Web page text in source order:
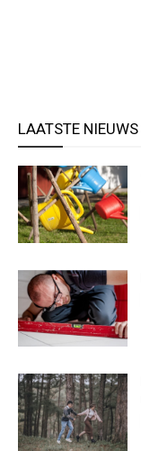
LAATSTE NIEUWS